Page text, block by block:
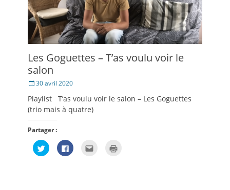
Les Goguettes – T’as voulu voir le
salon
Posté30 avril 2020
Playlist T’as voulu voir le salon – Les Goguettes
(trio mais à quatre)
Partager :
Cliquez
pour
partager
Cliquez
pour
Cliquez